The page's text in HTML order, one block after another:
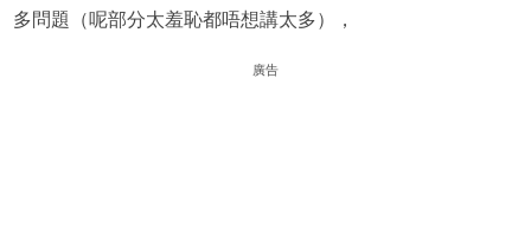
多問題（呢部分太羞恥都唔想講太多），
廣告